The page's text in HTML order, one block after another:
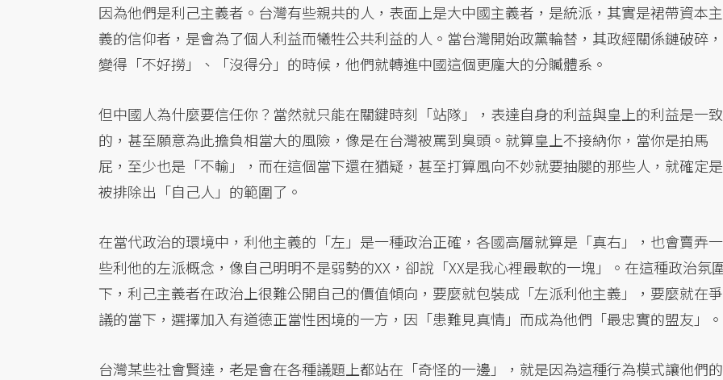
因為他們是利己主義者。台灣有些親共的人，表面上是大中國主義者，是統派，其實是裙帶資本主
義的信仰者，是會為了個人利益而犧牲公共利益的人。當台灣開始政黨輪替，其政經關係鏈破碎，
變得「不好撈」、「沒得分」的時候，他們就轉進中國這個更龐大的分贓體系。
但中國人為什麼要信任你？當然就只能在關鍵時刻「站隊」，表達自身的利益與皇上的利益是一致
的，甚至願意為此擔負相當大的風險，像是在台灣被罵到臭頭。就算皇上不接納你，當你是拍馬
屁，至少也是「不輸」，而在這個當下還在猶疑，甚至打算風向不妙就要抽腿的那些人，就確定是
被排除出「自己人」的範圍了。
在當代政治的環境中，利他主義的「左」是一種政治正確，各國高層就算是「真右」，也會賣弄一
些利他的左派概念，像自己明明不是弱勢的XX，卻說「XX是我心裡最軟的一塊」。在這種政治氛
下，利己主義者在政治上很難公開自己的價值傾向，要麼就包裝成「左派利他主義」，要麼就在爭
議的當下，選擇加入有道德正當性困境的一方，因「患難見真情」而成為他們「最忠實的盟友」。
台灣某些社會賢達，老是會在各種議題上都站在「奇怪的一邊」，就是因為這種行為模式讓他們的